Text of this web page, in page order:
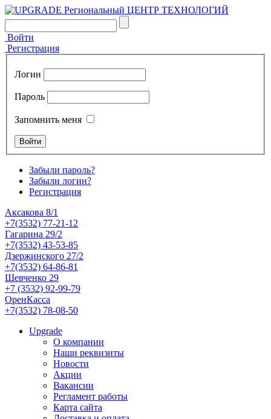
Войти
Регистрация
Логин
Пароль
Запомнить меня
Забыли пароль?
Забыли логин?
Регистрация
Аксакова 8/1
+7(3532) 77-21-12
Гагарина 29/2
+7(3532) 43-53-85
Дзержинского 27/2
+7(3532) 64-86-81
Шевченко 29
+7 (3532) 92-99-79
ОренКасса
+7(3532) 78-08-50
Upgrade
О компании
Наши реквизиты
Новости
Акции
Вакансии
Регламент работы
Карта сайта